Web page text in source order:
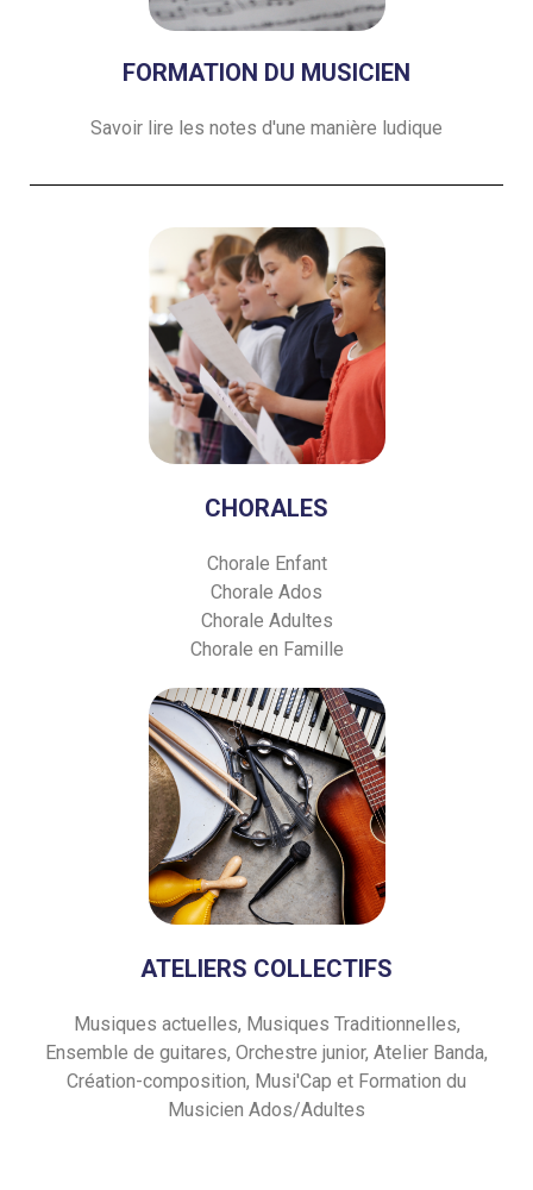
FORMATION DU MUSICIEN
Savoir lire les notes d'une manière ludique
CHORALES
Chorale Enfant
Chorale Ados
Chorale Adultes
Chorale en Famille
ATELIERS COLLECTIFS
Musiques actuelles, Musiques Traditionnelles,
Ensemble de guitares, Orchestre junior, Atelier Banda,
Création-composition, Musi'Cap et Formation du
Musicien Ados/Adultes